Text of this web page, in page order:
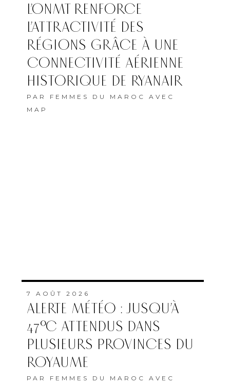
L’ONMT RENFORCE
L’ATTRACTIVITÉ DES
RÉGIONS GRÂCE À UNE
CONNECTIVITÉ AÉRIENNE
HISTORIQUE DE RYANAIR
PAR FEMMES DU MAROC AVEC
MAP
7 AOÛT 2026
ALERTE MÉTÉO : JUSQU’À
47°C ATTENDUS DANS
PLUSIEURS PROVINCES DU
ROYAUME
PAR FEMMES DU MAROC AVEC